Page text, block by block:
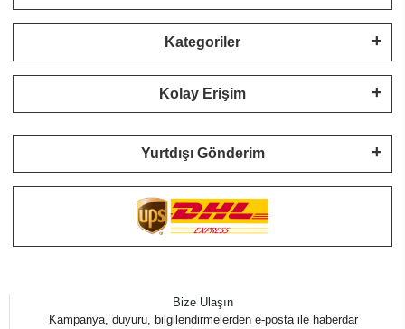
Kategoriler
Kolay Erişim
Yurtdışı Gönderim
Bize Ulaşın
Kampanya, duyuru, bilgilendirmelerden e-posta ile haberdar